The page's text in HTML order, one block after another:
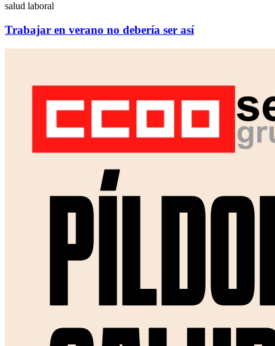
salud laboral
Trabajar en verano no debería ser así